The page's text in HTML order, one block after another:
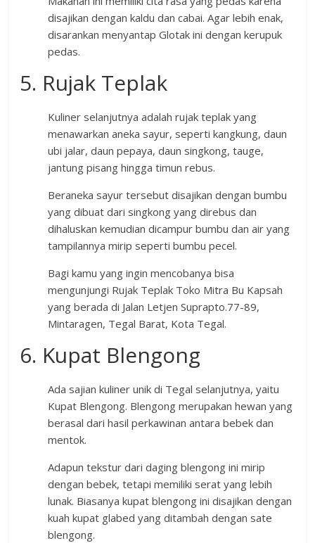
disajikan dengan kaldu dan cabai. Agar lebih enak,
disarankan menyantap Glotak ini dengan kerupuk
pedas.
5. Rujak Teplak
Kuliner selanjutnya adalah rujak teplak yang
menawarkan aneka sayur, seperti kangkung, daun
ubi jalar, daun pepaya, daun singkong, tauge,
jantung pisang hingga timun rebus.
Beraneka sayur tersebut disajikan dengan bumbu
yang dibuat dari singkong yang direbus dan
dihaluskan kemudian dicampur bumbu dan air yang
tampilannya mirip seperti bumbu pecel.
Bagi kamu yang ingin mencobanya bisa
mengunjungi Rujak Teplak Toko Mitra Bu Kapsah
yang berada di Jalan Letjen Suprapto.77-89,
Mintaragen, Tegal Barat, Kota Tegal.
6. Kupat Blengong
Ada sajian kuliner unik di Tegal selanjutnya, yaitu
Kupat Blengong. Blengong merupakan hewan yang
berasal dari hasil perkawinan antara bebek dan
mentok.
Adapun tekstur dari daging blengong ini mirip
dengan bebek, tetapi memiliki serat yang lebih
lunak. Biasanya kupat blengong ini disajikan dengan
kuah kupat glabed yang ditambah dengan sate
blengong.